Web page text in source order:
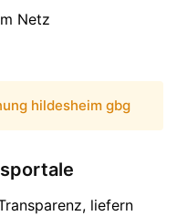
Netz
hildesheim gbg
liefern